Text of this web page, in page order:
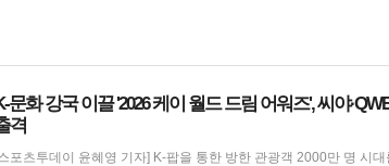
문화 강국 이끌 '2026 케이 월드 드림 어워즈', 씨야
격
포츠투데이 윤혜영 기자] K-팝을 통한 방한 관광객 2000만 명 시